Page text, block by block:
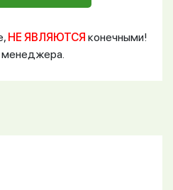
НЕ ЯВЛЯЮТСЯ конечными!
менеджера.